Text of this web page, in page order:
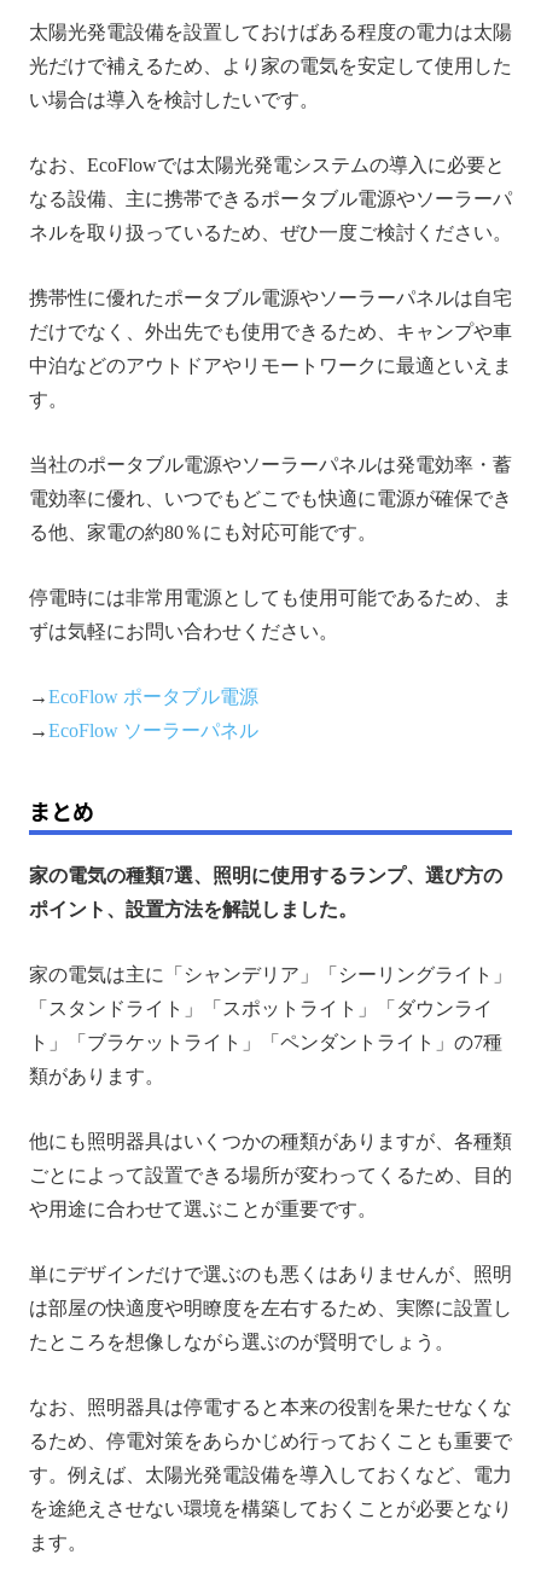
太陽光発電設備を設置しておけばある程度の電力は太陽
光だけで補えるため、より家の電気を安定して使用した
い場合は導入を検討したいです。
なお、EcoFlowでは太陽光発電システムの導入に必要と
なる設備、主に携帯できるポータブル電源やソーラーパ
ネルを取り扱っているため、ぜひ一度ご検討ください。
携帯性に優れたポータブル電源やソーラーパネルは自宅
だけでなく、外出先でも使用できるため、キャンプや車
中泊などのアウトドアやリモートワークに最適といえま
す。
当社のポータブル電源やソーラーパネルは発電効率・蓄
電効率に優れ、いつでもどこでも快適に電源が確保でき
る他、家電の約80％にも対応可能です。
停電時には非常用電源としても使用可能であるため、ま
ずは気軽にお問い合わせください。
→EcoFlow ポータブル電源
→EcoFlow ソーラーパネル
まとめ
家の電気の種類7選、照明に使用するランプ、選び方の
ポイント、設置方法を解説しました。
家の電気は主に「シャンデリア」「シーリングライト」
「スタンドライト」「スポットライト」「ダウンライ
ト」「ブラケットライト」「ペンダントライト」の7種
類があります。
他にも照明器具はいくつかの種類がありますが、各種類
ごとによって設置できる場所が変わってくるため、目的
や用途に合わせて選ぶことが重要です。
単にデザインだけで選ぶのも悪くはありませんが、照明
は部屋の快適度や明瞭度を左右するため、実際に設置し
たところを想像しながら選ぶのが賢明でしょう。
なお、照明器具は停電すると本来の役割を果たせなくな
るため、停電対策をあらかじめ行っておくことも重要で
す。例えば、太陽光発電設備を導入しておくなど、電力
を途絶えさせない環境を構築しておくことが必要となり
ます。